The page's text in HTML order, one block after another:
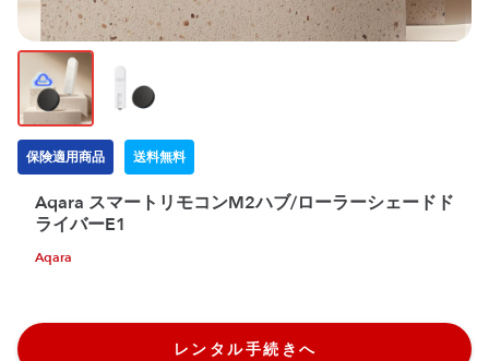
保険適用商品 送料無料
Aqara スマートリモコンM2ハブ/ローラーシェードド
ライバーE1
Aqara
レンタル手続きへ